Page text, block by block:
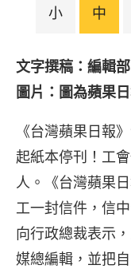
小 中
文字撰稿：編輯部
圖片：圖為蘋果
《台灣蘋果日報
起紙本停刊！工
人。《台灣蘋果
工一封信件，信
向行政總裁表示
媒總編輯，並把